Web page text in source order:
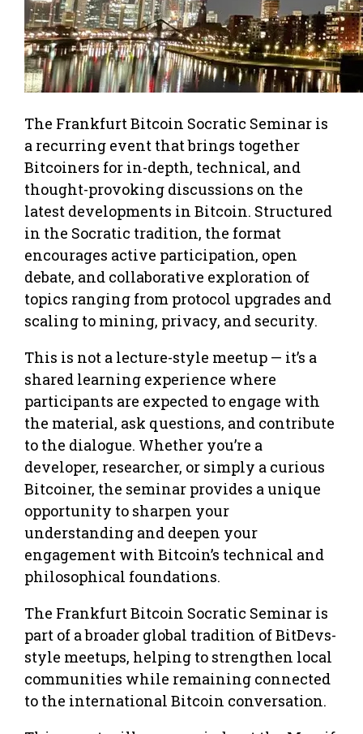
The Frankfurt Bitcoin Socratic Seminar is
a recurring event that brings together
Bitcoiners for in-depth, technical, and
thought-provoking discussions on the
latest developments in Bitcoin. Structured
in the Socratic tradition, the format
encourages active participation, open
debate, and collaborative exploration of
topics ranging from protocol upgrades and
scaling to mining, privacy, and security.
This is not a lecture-style meetup — it’s a
shared learning experience where
participants are expected to engage with
the material, ask questions, and contribute
to the dialogue. Whether you’re a
developer, researcher, or simply a curious
Bitcoiner, the seminar provides a unique
opportunity to sharpen your
understanding and deepen your
engagement with Bitcoin’s technical and
philosophical foundations.
The Frankfurt Bitcoin Socratic Seminar is
part of a broader global tradition of BitDevs-
style meetups, helping to strengthen local
communities while remaining connected
to the international Bitcoin conversation.